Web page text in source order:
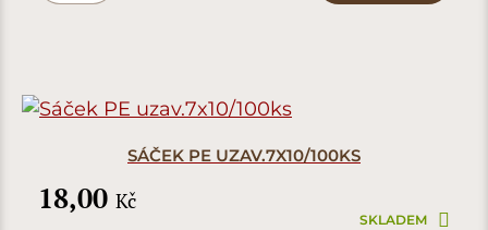
SÁČEK PE UZAV.7X10/100KS
18,00 Kč
SKLADEM